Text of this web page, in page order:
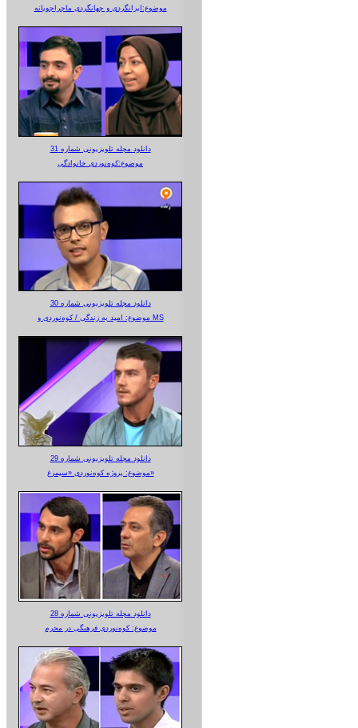
موضوع:ایرانگردی و جهانگردی ماجراجویانه
دانلود مجله تلویزیونی شماره 31
موضوع:کوه‌نوردی خانوادگی
دانلود مجله تلویزیونی شماره 30
موضوع: امید به زندگی / کوه‌نوردی و MS
دانلود مجله تلویزیونی شماره 29
موضوع: پروژه کوه‌نوردی «سیمرغ»
دانلود مجله تلویزیونی شماره 28
موضوع: کوه‌نوردی فرهنگی در محرم